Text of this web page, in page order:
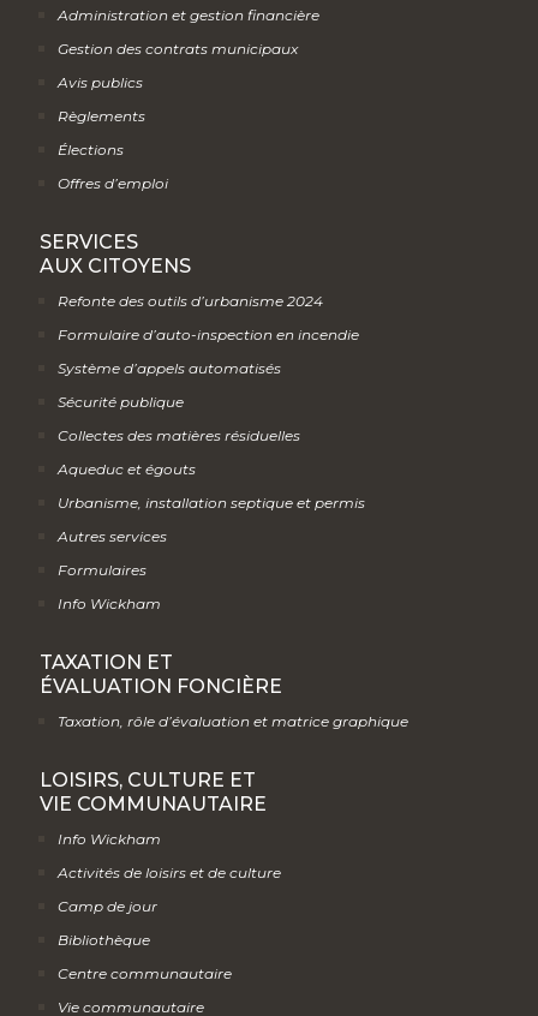
Administration et gestion financière
Gestion des contrats municipaux
Avis publics
Règlements
Élections
Offres d’emploi
SERVICES
AUX CITOYENS
Refonte des outils d’urbanisme 2024
Formulaire d’auto-inspection en incendie
Système d’appels automatisés
Sécurité publique
Collectes des matières résiduelles
Aqueduc et égouts
Urbanisme, installation septique et permis
Autres services
Formulaires
Info Wickham
TAXATION ET
ÉVALUATION FONCIÈRE
Taxation, rôle d’évaluation et matrice graphique
LOISIRS, CULTURE ET
VIE COMMUNAUTAIRE
Info Wickham
Activités de loisirs et de culture
Camp de jour
Bibliothèque
Centre communautaire
Vie communautaire